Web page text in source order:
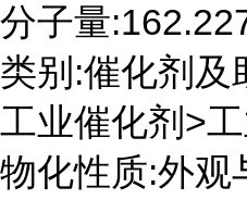
分子量
类别:催化剂及
工业催化剂>
物化性质:外观